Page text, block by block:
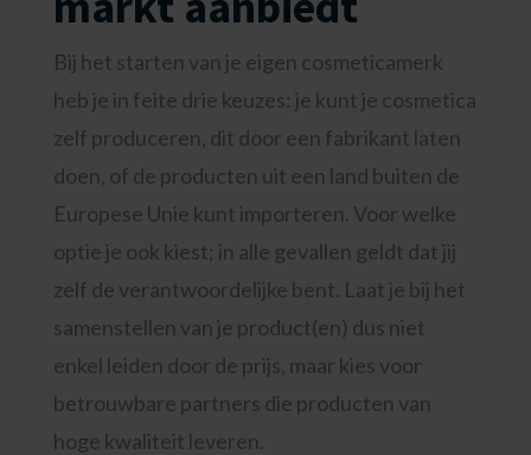
Bij het starten van je eigen cosmeticamerk
heb je in feite drie keuzes: je kunt je cosmetica
zelf produceren, dit door een fabrikant laten
doen, of de producten uit een land buiten de
Europese Unie kunt importeren. Voor welke
optie je ook kiest; in alle gevallen geldt dat jij
zelf de verantwoordelijke bent. Laat je bij het
samenstellen van je product(en) dus niet
enkel leiden door de prijs, maar kies voor
betrouwbare partners die producten van
hoge kwaliteit leveren.